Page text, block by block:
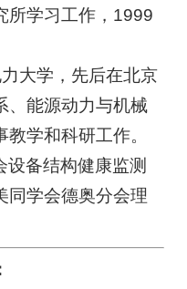
所学习工作，1999
大学，先后在北京
、能源动力与机械
学和科研工作。
备结构健康监测
同学会德奥分会理